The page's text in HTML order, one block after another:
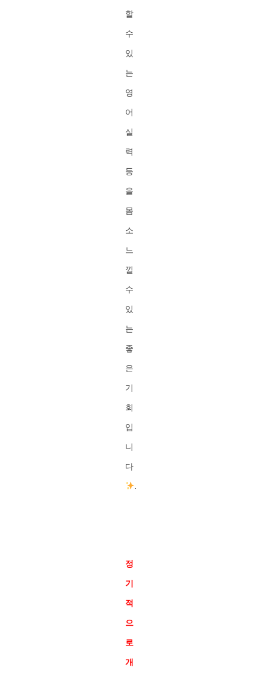
할
수
있
는
영
어
실
력
등
을
몸
소
느
낄
수
있
는
좋
은
기
회
입
니
다
.
정
기
적
으
로
개